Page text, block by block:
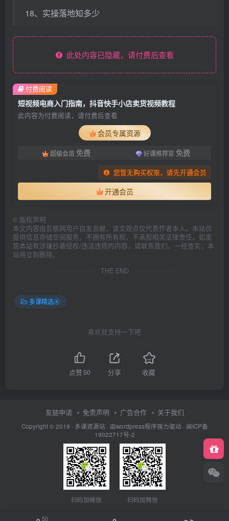
18、实操落地知多少
此处内容已隐藏，请付费后查看
短视频电商入门指南，抖音快手小店卖货视频教程
此内容为付费阅读，请付费后查看
会员专属资源
超级会员 免费 好课推荐官 免费
您暂无购买权限，请先开通会员
开通会员
付费阅读
© 版权声明
本文内容由互联网用户自发贡献，该文观点仅代表作者本人。本站仅
提供信息存储空间服务，不拥有所有权，不承担相关法律责任。如发
现本站有涉嫌抄袭侵权/违法违规的内容，请联系我们，一经查实，本
站将立刻删除。
THE END
多课精选④
喜欢就支持一下吧
点赞 50 分享 收藏
友链申请 免责声明 广告合作 关于我们
Copyright © 2019 · 多课资源站 · 由wordpress程序强力驱动 · 闽ICP备
19022717号-2
扫码加微信 扫码加微信
50